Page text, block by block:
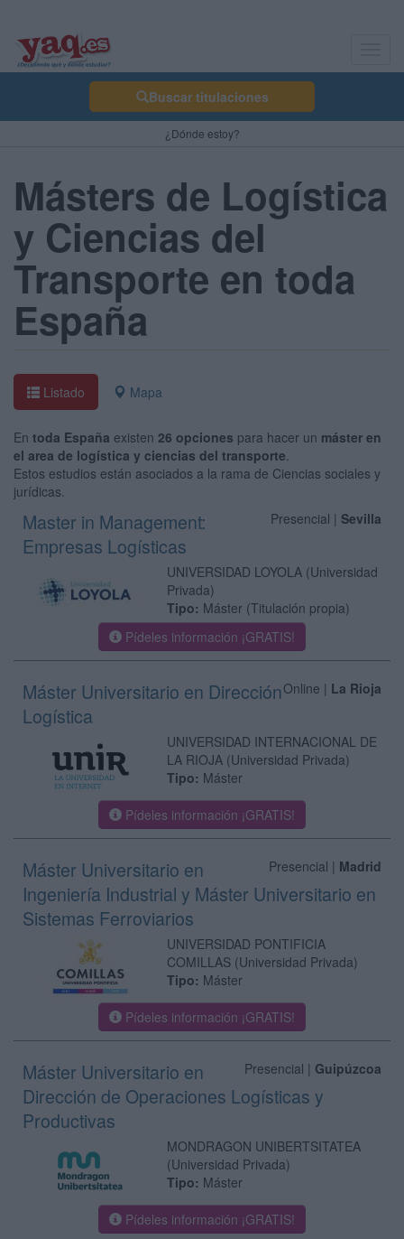
Buscar titulaciones
¿Dónde estoy?
Másters de Logística
y Ciencias del
Transporte en toda
España
Listado Mapa
En toda España existen 26 opciones para hacer un máster en
el area de logística y ciencias del transporte.
Estos estudios están asociados a la rama de Ciencias sociales y
jurídicas.
Presencial | Sevilla
Master in Management:
Empresas Logísticas
UNIVERSIDAD LOYOLA (Universidad
Privada)
Tipo: Máster (Titulación propia)
Pídeles información ¡GRATIS!
Online | La Rioja
Máster Universitario en Dirección
Logística
UNIVERSIDAD INTERNACIONAL DE
LA RIOJA (Universidad Privada)
Tipo: Máster
Pídeles información ¡GRATIS!
Presencial | Madrid
Máster Universitario en
Ingeniería Industrial y Máster Universitario en
Sistemas Ferroviarios
UNIVERSIDAD PONTIFICIA
COMILLAS (Universidad Privada)
Tipo: Máster
Pídeles información ¡GRATIS!
Presencial | Guipúzcoa
Máster Universitario en
Dirección de Operaciones Logísticas y
Productivas
MONDRAGON UNIBERTSITATEA
(Universidad Privada)
Tipo: Máster
Pídeles información ¡GRATIS!